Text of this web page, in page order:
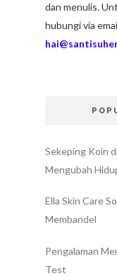
dan menulis.
hubungi via
Sekeping Koin
Mengubah
Ella Skin Care
Membandel
Pengalaman
Test